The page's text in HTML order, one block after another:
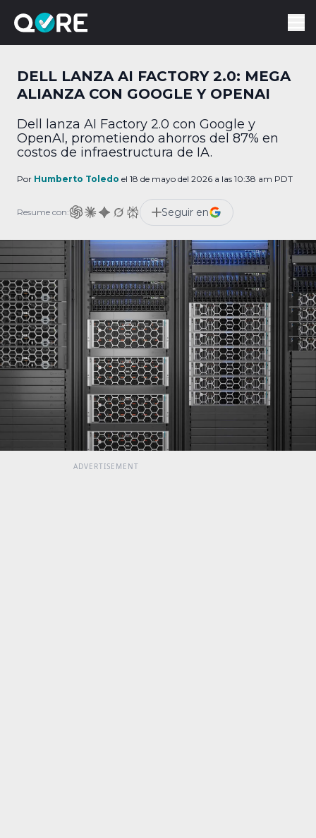
DELL LANZA AI FACTORY 2.0: MEGA
ALIANZA CON GOOGLE Y OPENAI
Dell lanza AI Factory 2.0 con Google y
OpenAI, prometiendo ahorros del 87% en
costos de infraestructura de IA.
Por Humberto Toledo el 18 de mayo del 2026 a las 10:38 am PDT
Resume con: Seguir en